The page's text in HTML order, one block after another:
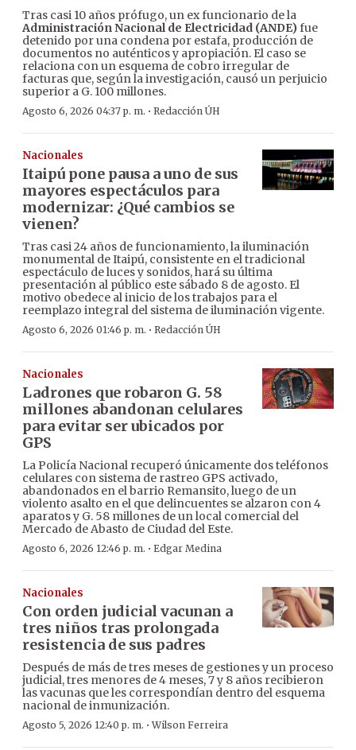
Tras casi 10 años prófugo, un ex funcionario de la
Administración Nacional de Electricidad (ANDE)fue
detenido por una condena por estafa, producción de
documentos no auténticos y apropiación. El caso se
relaciona con un esquema de cobro irregular de
facturas que, según la investigación, causó un perjuicio
superior a G. 100 millones.
Agosto 6, 2026 04:37 p. m. · Redacción ÚH
Nacionales
Itaipú pone pausa a uno de sus
mayores espectáculos para
modernizar: ¿Qué cambios se
vienen?
Tras casi 24 años de funcionamiento, la iluminación
monumental de Itaipú, consistente en el tradicional
espectáculo de luces y sonidos, hará su última
presentación al público este sábado 8 de agosto. El
motivo obedece al inicio de los trabajos para el
reemplazo integral del sistema de iluminación vigente.
Agosto 6, 2026 01:46 p. m. · Redacción ÚH
Nacionales
Ladrones que robaron G. 58
millones abandonan celulares
para evitar ser ubicados por
GPS
La Policía Nacional recuperó únicamente dos teléfonos
celulares con sistema de rastreo GPS activado,
abandonados en el barrio Remansito, luego de un
violento asalto en el que delincuentes se alzaron con 4
aparatos y G. 58 millones de un local comercial del
Mercado de Abasto de Ciudad del Este.
Agosto 6, 2026 12:46 p. m. · Edgar Medina
Nacionales
Con orden judicial vacunan a
tres niños tras prolongada
resistencia de sus padres
Después de más de tres meses de gestiones y un proceso
judicial, tres menores de 4 meses, 7 y 8 años recibieron
las vacunas que les correspondían dentro del esquema
nacional de inmunización.
Agosto 5, 2026 12:40 p. m. ·Wilson Ferreira